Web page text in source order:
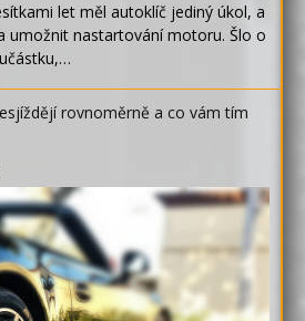
let měl autoklíč jediný úkol, a
umožnit nastartování motoru. Šlo o
rovnoměrně a co vám tím